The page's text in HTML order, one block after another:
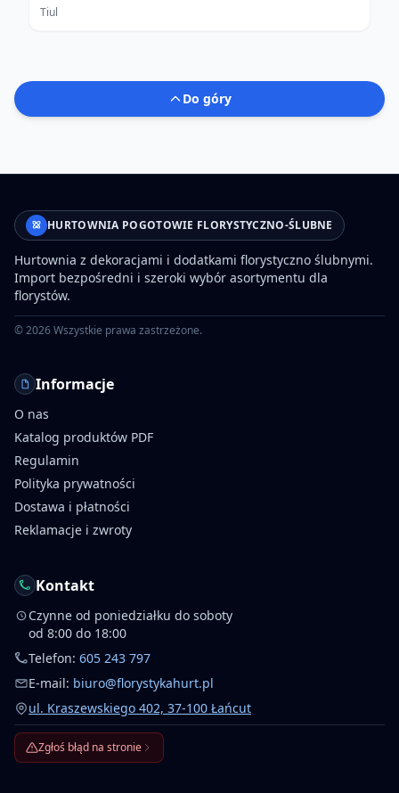
Tiul
Do góry
HURTOWNIA POGOTOWIE FLORYSTYCZNO-ŚLUBNE
Hurtownia z dekoracjami i dodatkami florystyczno ślubnymi.
Import bezpośredni i szeroki wybór asortymentu dla
florystów.
©2026Wszystkie prawa zastrzeżone.
Informacje
O nas
Katalog produktów PDF
Regulamin
Polityka prywatności
Dostawa i płatności
Reklamacje i zwroty
Kontakt
Czynne od poniedziałku do soboty
od 8:00 do 18:00
Telefon: 605 243 797
E-mail: biuro@florystykahurt.pl
ul. Kraszewskiego 402, 37-100 Łańcut
Zgłoś błąd na stronie